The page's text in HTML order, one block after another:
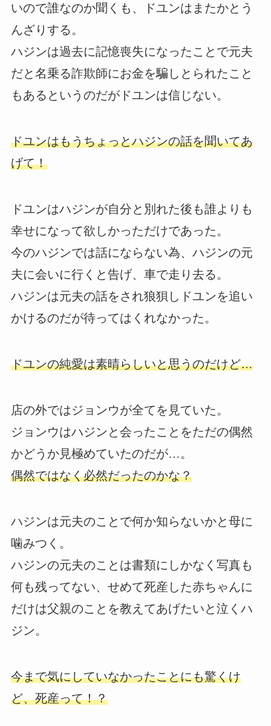
いので誰なのか聞くも、ドユンはまたかとう
んざりする。
ハジンは過去に記憶喪失になったことで元夫
だと名乗る詐欺師にお金を騙しとられたこと
もあるというのだがドユンは信じない。
ドユンはもうちょっとハジンの話を聞いてあ
げて！
ドユンはハジンが自分と別れた後も誰よりも
幸せになって欲しかっただけであった。
今のハジンでは話にならない為、ハジンの元
夫に会いに行くと告げ、車で走り去る。
ハジンは元夫の話をされ狼狽しドユンを追い
かけるのだが待ってはくれなかった。
ドユンの純愛は素晴らしいと思うのだけど…
店の外ではジョンウが全てを見ていた。
ジョンウはハジンと会ったことをただの偶然
かどうか見極めていたのだが…。
偶然ではなく必然だったのかな？
ハジンは元夫のことで何か知らないかと母に
噛みつく。
ハジンの元夫のことは書類にしかなく写真も
何も残ってない、せめて死産した赤ちゃんに
だけは父親のことを教えてあげたいと泣くハ
ジン。
今まで気にしていなかったことにも驚くけ
ど、死産って！？